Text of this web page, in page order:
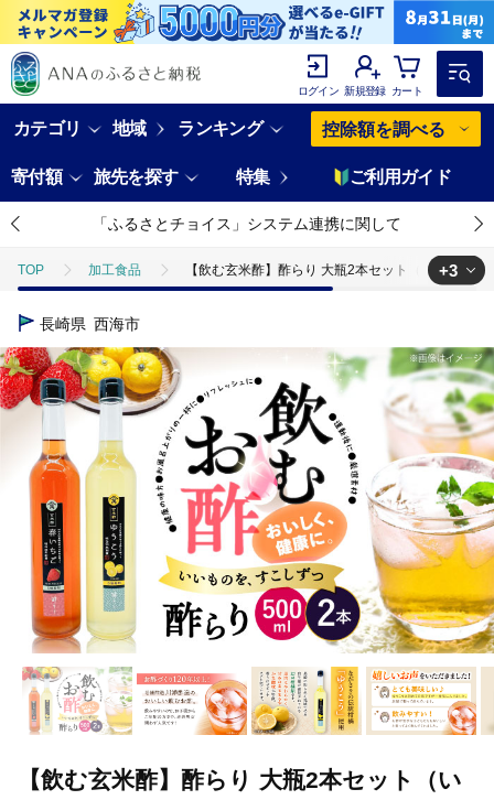
ログイン 新規登録 カート
カテゴリ 地域 ランキング 控除額を調べる
寄付額 旅先を探す 特集 ご利用ガイド
「ふるさとチョイス」システム連携に関して
TOP 加工食品 【飲む玄米酢】酢らり 大瓶2本セット（いちご・
TOP
TOP 加工食品 【飲む玄米酢】酢らり 大
TOP 飲料（酒以外） ほかの飲料 【飲む玄米酢】酢らり 大
+3
長崎県 西海市
【飲む玄米酢】酢らり 大瓶2本セット（い